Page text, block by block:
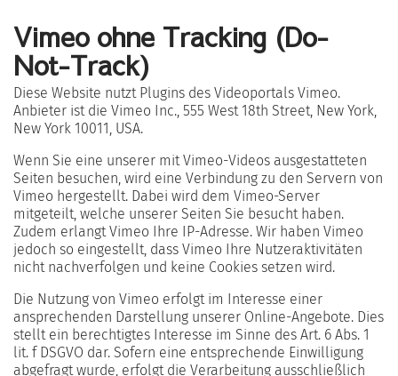
Vimeo ohne Tracking (Do-
Not-Track)
Diese Website nutzt Plugins des Videoportals Vimeo.
Anbieter ist die Vimeo Inc., 555 West 18th Street, New York,
New York 10011, USA.
Wenn Sie eine unserer mit Vimeo-Videos ausgestatteten
Seiten besuchen, wird eine Verbindung zu den Servern von
Vimeo hergestellt. Dabei wird dem Vimeo-Server
mitgeteilt, welche unserer Seiten Sie besucht haben.
Zudem erlangt Vimeo Ihre IP-Adresse. Wir haben Vimeo
jedoch so eingestellt, dass Vimeo Ihre Nutzeraktivitäten
nicht nachverfolgen und keine Cookies setzen wird.
Die Nutzung von Vimeo erfolgt im Interesse einer
ansprechenden Darstellung unserer Online-Angebote. Dies
stellt ein berechtigtes Interesse im Sinne des Art. 6 Abs. 1
lit. f DSGVO dar. Sofern eine entsprechende Einwilligung
abgefragt wurde, erfolgt die Verarbeitung ausschließlich